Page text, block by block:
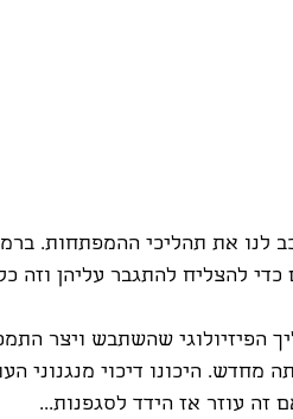
לנו את תהליכי ההמפתחות.
כדי להצליח להתגבר עליהן וזה
בתהליך הפיזיולוגי שהשתבש
מחדש. היכונו דיכוי מנגנוני
זה עוזר אז הידד לסגפנות...